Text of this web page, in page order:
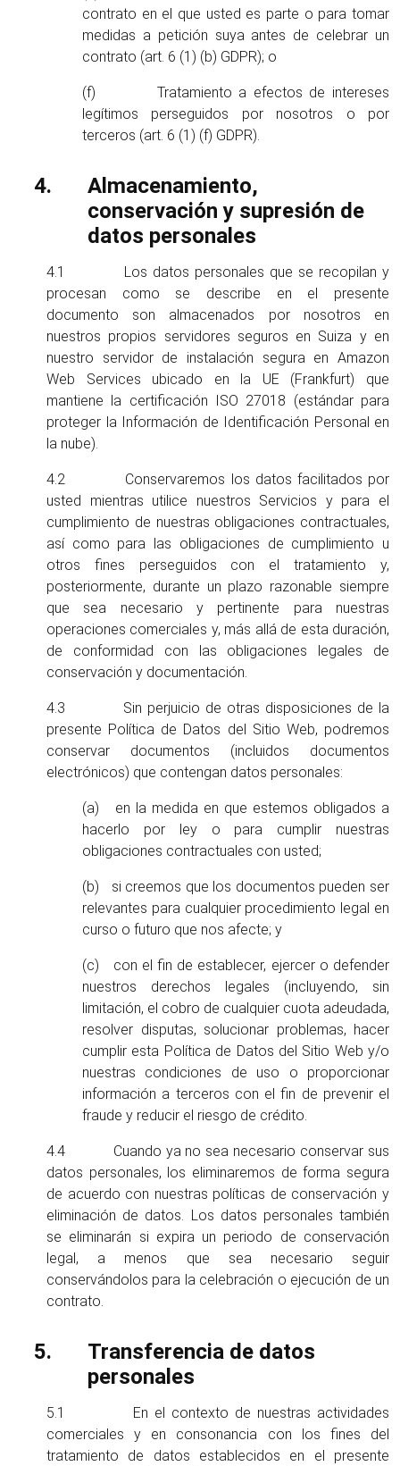
contrato en el que usted es parte o para tomar
medidas a petición suya antes de celebrar un
contrato (art. 6 (1) (b) GDPR); o
(f) Tratamiento a efectos de intereses
legítimos perseguidos por nosotros o por
terceros (art. 6 (1) (f) GDPR).
Almacenamiento,
conservación y supresión de
datos personales
4.1 Los datos personales que se recopilan y
procesan como se describe en el presente
documento son almacenados por nosotros en
nuestros propios servidores seguros en Suiza y en
nuestro servidor de instalación segura en Amazon
Web Services ubicado en la UE (Frankfurt) que
mantiene la certificación ISO 27018 (estándar para
proteger la Información de Identificación Personal en
la nube).
4.2 Conservaremos los datos facilitados por
usted mientras utilice nuestros Servicios y para el
cumplimiento de nuestras obligaciones contractuales,
así como para las obligaciones de cumplimiento u
otros fines perseguidos con el tratamiento y,
posteriormente, durante un plazo razonable siempre
que sea necesario y pertinente para nuestras
operaciones comerciales y, más allá de esta duración,
de conformidad con las obligaciones legales de
conservación y documentación.
4.3 Sin perjuicio de otras disposiciones de la
presente Política de Datos del Sitio Web, podremos
conservar documentos (incluidos documentos
electrónicos) que contengan datos personales:
(a) en la medida en que estemos obligados a
hacerlo por ley o para cumplir nuestras
obligaciones contractuales con usted;
(b) si creemos que los documentos pueden ser
relevantes para cualquier procedimiento legal en
curso o futuro que nos afecte; y
(c) con el fin de establecer, ejercer o defender
nuestros derechos legales (incluyendo, sin
limitación, el cobro de cualquier cuota adeudada,
resolver disputas, solucionar problemas, hacer
cumplir esta Política de Datos del Sitio Web y/o
nuestras condiciones de uso o proporcionar
información a terceros con el fin de prevenir el
fraude y reducir el riesgo de crédito.
4.4 Cuando ya no sea necesario conservar sus
datos personales, los eliminaremos de forma segura
de acuerdo con nuestras políticas de conservación y
eliminación de datos. Los datos personales también
se eliminarán si expira un periodo de conservación
legal, a menos que sea necesario seguir
conservándolos para la celebración o ejecución de un
contrato.
Transferencia de datos
personales
5.1 En el contexto de nuestras actividades
comerciales y en consonancia con los fines del
tratamiento de datos establecidos en el presente